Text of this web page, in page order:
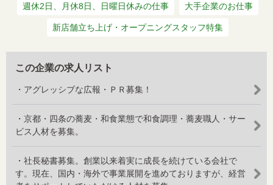
週休2日、月休8日、日曜日休みの仕事 大手企業のお仕事
新店舗立ち上げ・オープニングスタッフ特集
この企業の求人リスト
・アグレッシブな広報・ＰＲ募集！
・京都・四条の蕎麦・和食業態で和食調理・蕎麦職人・サー
ビス人材を募集。
・社長秘書募集。創業以来着実に成長を続けている会社で
す。現在、国内・海外で事業展開を進めておりますが、経営